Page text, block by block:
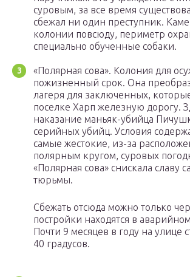
суровым, за все время
сбежал ни один преступник.
колонии повсюду, периметр
специально обученные собаки.
«Полярная сова». Колония для
пожизненный срок. Она
лагеря для заключенных,
поселке Харп железную дорогу.
наказание маньяк-убийца
серийных убийц. Условия
самые жестокие, из-за
полярным кругом, суровых
«Полярная сова» снискала славу
тюрьмы.
Сбежать отсюда можно только
постройки находятся в
Почти 9 месяцев в году на улице
40 градусов.